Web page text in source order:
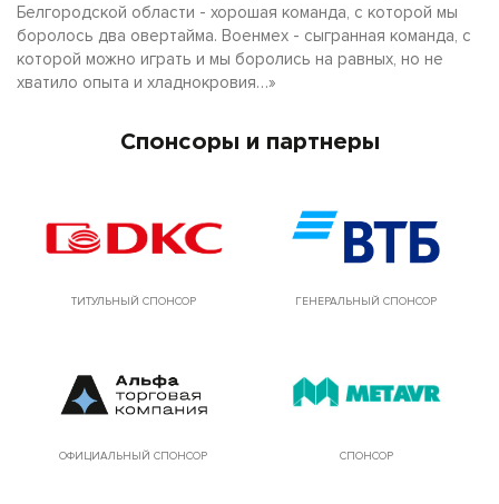
Белгородской области - хорошая команда, с которой мы
боролось два овертайма. Военмех - сыгранная команда, с
которой можно играть и мы боролись на равных, но не
хватило опыта и хладнокровия…»
Спонсоры и партнеры
ТИТУЛЬНЫЙ СПОНСОР ГЕНЕРАЛЬНЫЙ СПОНСОР
ОФИЦИАЛЬНЫЙ СПОНСОР СПОНСОР